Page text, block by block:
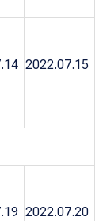
2022.07.15
2022.07.20